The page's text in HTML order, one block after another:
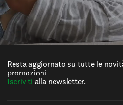
Resta aggiornato su tutte le
promozioni
Iscriviti alla newsletter.